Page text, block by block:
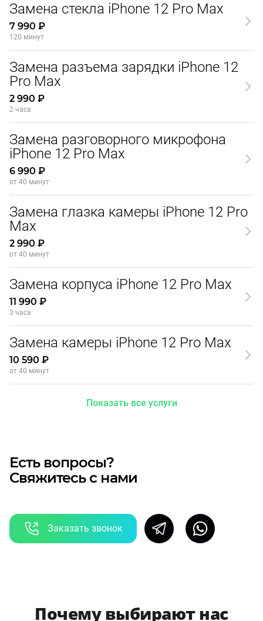
Замена стекла iPhone 12 Pro Max
7 990 ₽
120 минут
Замена разъема зарядки iPhone 12
Pro Max
2 990 ₽
2 часа
Замена разговорного микрофона
iPhone 12 Pro Max
6 990 ₽
от 40 минут
Замена глазка камеры iPhone 12 Pro
Max
2 990 ₽
от 40 минут
Замена корпуса iPhone 12 Pro Max
11 990 ₽
3 часа
Замена камеры iPhone 12 Pro Max
10 590 ₽
от 40 минут
Показать все услуги
Есть вопросы?
Свяжитесь с нами
Заказать звонок
Почему выбирают нас